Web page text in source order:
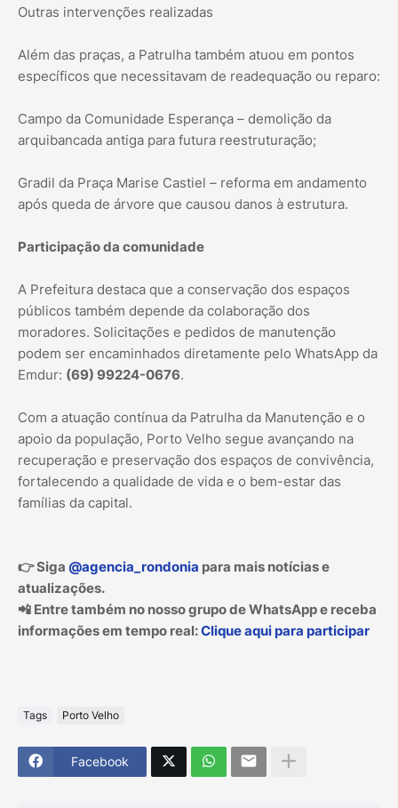
Outras intervenções realizadas
Além das praças, a Patrulha também atuou em pontos
específicos que necessitavam de readequação ou reparo:
Campo da Comunidade Esperança – demolição da
arquibancada antiga para futura reestruturação;
Gradil da Praça Marise Castiel – reforma em andamento
após queda de árvore que causou danos à estrutura.
Participação da comunidade
A Prefeitura destaca que a conservação dos espaços
públicos também depende da colaboração dos
moradores. Solicitações e pedidos de manutenção
podem ser encaminhados diretamente pelo WhatsApp da
Emdur: (69) 99224-0676.
Com a atuação contínua da Patrulha da Manutenção e o
apoio da população, Porto Velho segue avançando na
recuperação e preservação dos espaços de convivência,
fortalecendo a qualidade de vida e o bem-estar das
famílias da capital.
👉 Siga @agencia_rondonia para mais notícias e
atualizações.
📲 Entre também no nosso grupo de WhatsApp e receba
informações em tempo real:Clique aqui para participar
Tags Porto Velho
Facebook